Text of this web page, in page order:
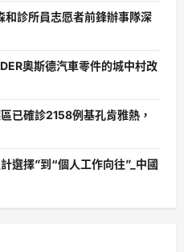
和診所員志愿者前鋒辦事隊深
奧斯德汽車零件的城中村改
已確診2158例基孔肯雅熱，
選擇”到“個人工作向往”_中國